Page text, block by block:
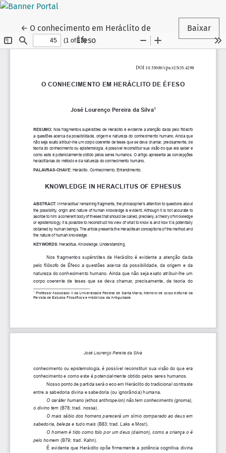
← Voltar aos Detalhes do Artigo
O conhecimento em Heráclito de
Éfeso
Baixar